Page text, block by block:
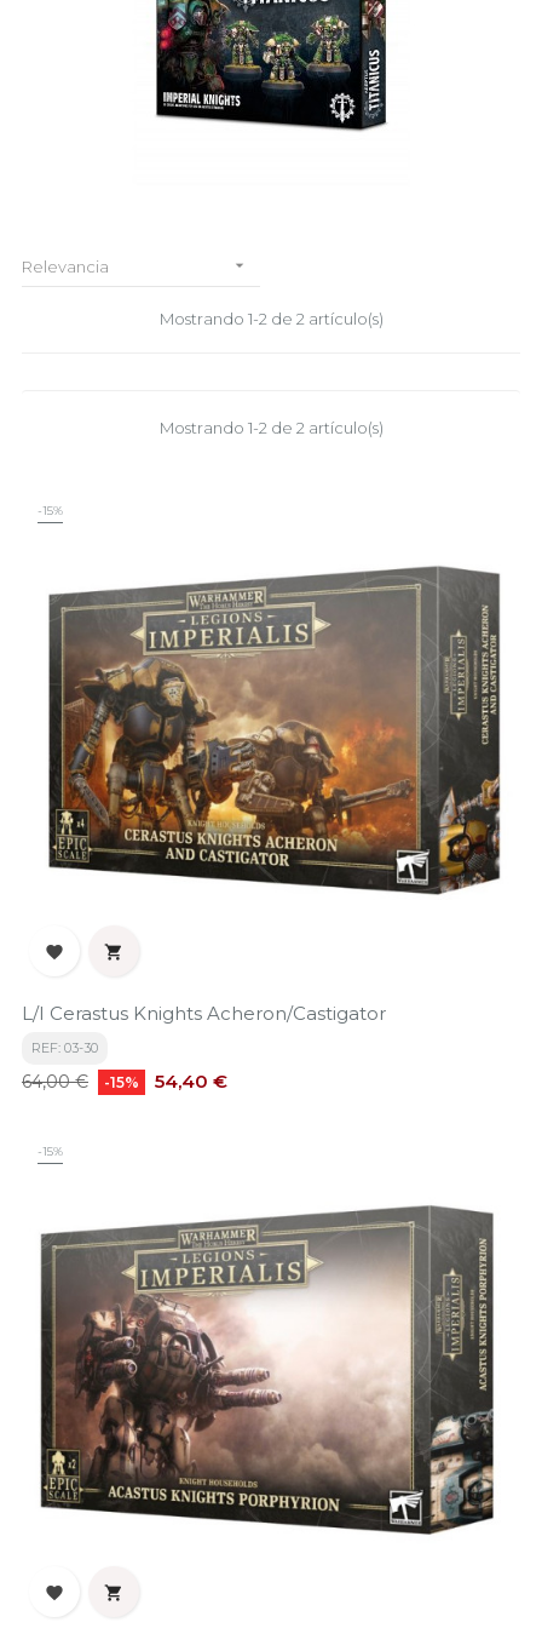
Relevancia 
Mostrando 1-2 de 2 artículo(s)
Mostrando 1-2 de 2 artículo(s)
-15%
 
L/I Cerastus Knights Acheron/Castigator
REF: 03-30
Precio
64,00 € -15% Precio
54,40 €
-15%
 